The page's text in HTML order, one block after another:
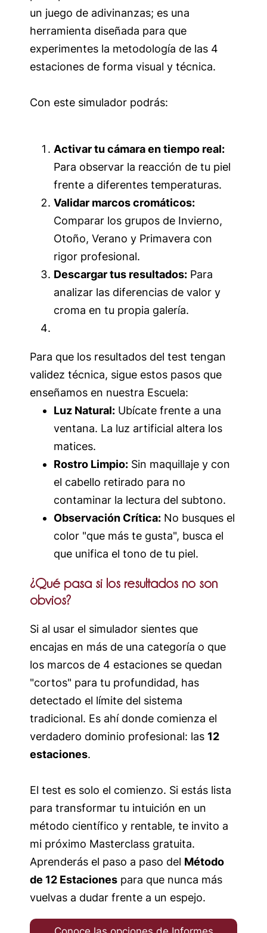
un juego de adivinanzas; es una
herramienta diseñada para que
experimentes la metodología de las 4
estaciones de forma visual y técnica.
Con este simulador podrás:
Activar tu cámara en tiempo real:
Para observar la reacción de tu piel
frente a diferentes temperaturas.
Validar marcos cromáticos:
Comparar los grupos de Invierno,
Otoño, Verano y Primavera con
rigor profesional.
Descargar tus resultados: Para
analizar las diferencias de valor y
croma en tu propia galería.
Para que los resultados del test tengan
validez técnica, sigue estos pasos que
enseñamos en nuestra Escuela:
Luz Natural: Ubícate frente a una
ventana. La luz artificial altera los
matices.
Rostro Limpio: Sin maquillaje y con
el cabello retirado para no
contaminar la lectura del subtono.
Observación Crítica: No busques el
color "que más te gusta", busca el
que unifica el tono de tu piel.
¿Qué pasa si los resultados no son
obvios?
Si al usar el simulador sientes que
encajas en más de una categoría o que
los marcos de 4 estaciones se quedan
"cortos" para tu profundidad, has
detectado el límite del sistema
tradicional. Es ahí donde comienza el
verdadero dominio profesional: las 12
estaciones.
El test es solo el comienzo. Si estás lista
para transformar tu intuición en un
método científico y rentable, te invito a
mi próximo Masterclass gratuita.
Aprenderás el paso a paso del Método
de 12 Estaciones para que nunca más
vuelvas a dudar frente a un espejo.